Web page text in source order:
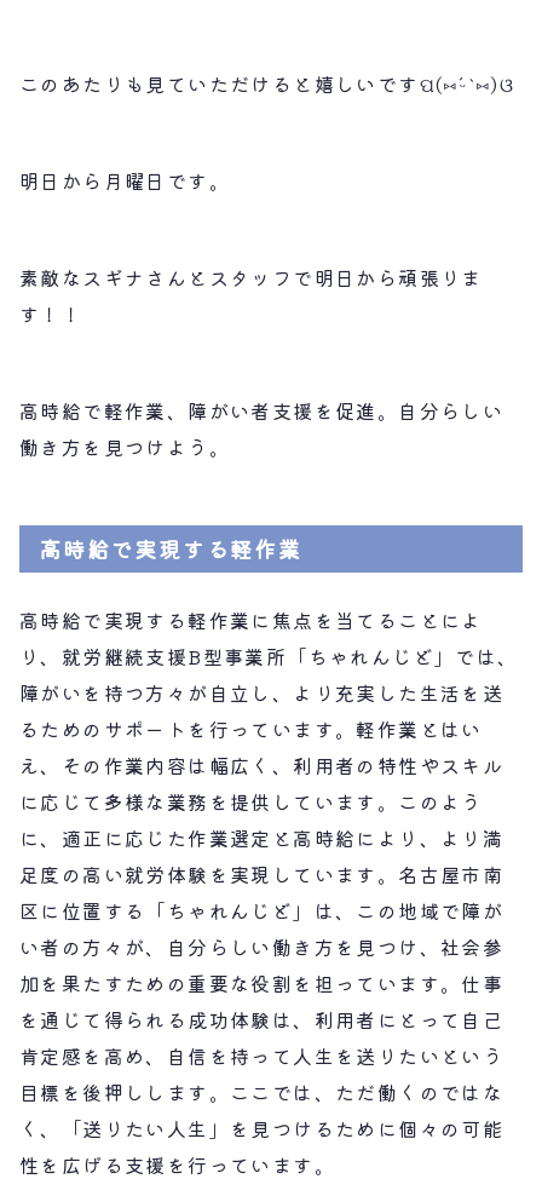
このあたりも見ていただけると嬉しいですପ(⑅ˊᵕˋ⑅)ଓ
明日から月曜日です。
素敵なスギナさんとスタッフで明日から頑張りま
す！！
高時給で軽作業、障がい者支援を促進。自分らしい
働き方を見つけよう。
高時給で実現する軽作業
高時給で実現する軽作業に焦点を当てることによ
り、就労継続支援B型事業所「ちゃれんじど」では、
障がいを持つ方々が自立し、より充実した生活を送
るためのサポートを行っています。軽作業とはい
え、その作業内容は幅広く、利用者の特性やスキル
に応じて多様な業務を提供しています。このよう
に、適正に応じた作業選定と高時給により、より満
足度の高い就労体験を実現しています。名古屋市南
区に位置する「ちゃれんじど」は、この地域で障が
い者の方々が、自分らしい働き方を見つけ、社会参
加を果たすための重要な役割を担っています。仕事
を通じて得られる成功体験は、利用者にとって自己
肯定感を高め、自信を持って人生を送りたいという
目標を後押しします。ここでは、ただ働くのではな
く、「送りたい人生」を見つけるために個々の可能
性を広げる支援を行っています。